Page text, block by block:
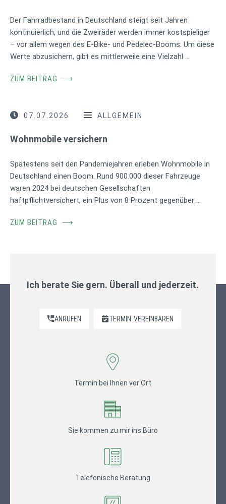
Der Fahrradbestand in Deutschland steigt seit Jahren
kontinuierlich, und die Zweiräder werden immer kostspieliger
– vor allem wegen des E-Bike- und Pedelec-Booms. Um diese
Werte abzusichern, gibt es mittlerweile eine Vielzahl …
ZUM BEITRAG ⟶
07.07.2026 ALLGEMEIN
Wohnmobile versichern
Spätestens seit den Pandemiejahren erleben Wohnmobile in
Deutschland einen Boom. Rund 900.000 dieser Fahrzeuge
waren 2024 bei deutschen Gesellschaften
haftpflichtversichert, ein Plus von 8 Prozent gegenüber …
ZUM BEITRAG ⟶
Ich berate Sie gern. Überall und jederzeit.
ANRUFEN TERMIN VEREINBAREN
Termin bei Ihnen vor Ort
Sie kommen zu mir ins Büro
Telefonische Beratung